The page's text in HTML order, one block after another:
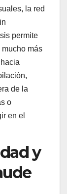
la red
permite
más
de la
o
en el
y